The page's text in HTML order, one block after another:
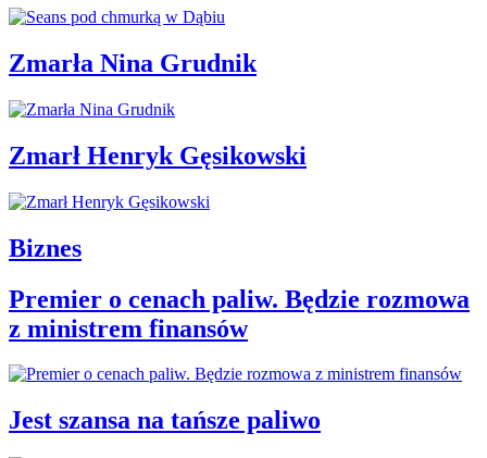
Zmarła Nina Grudnik
Zmarł Henryk Gęsikowski
Biznes
Premier o cenach paliw. Będzie rozmowa
z ministrem finansów
Jest szansa na tańsze paliwo